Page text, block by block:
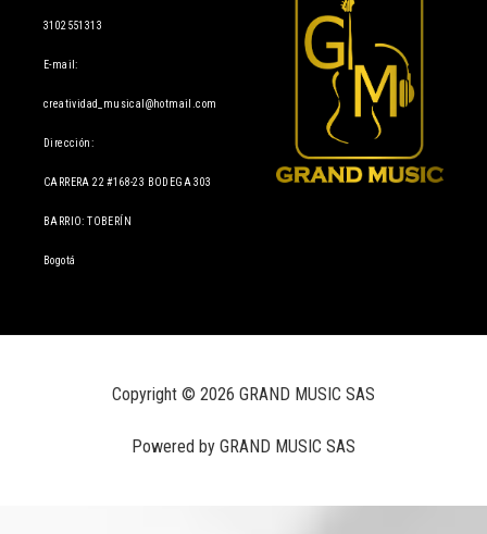
3102551313
E-mail:
creatividad_musical@hotmail.com
Dirección:
CARRERA 22 #168-23 BODEGA 303
BARRIO: TOBERÍN
Bogotá
Copyright © 2026 GRAND MUSIC SAS
Powered by GRAND MUSIC SAS